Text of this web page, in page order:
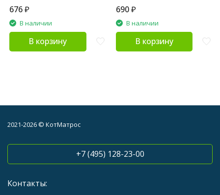
676₽
В наличии
В корзину
690 ₽
В наличии
В корзину
2021-2026 © КотМатрос
+7 (495) 128-23-00
Контакты: